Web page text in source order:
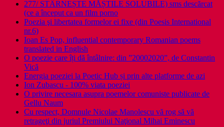
277/ STÂRNEȘTE MĂȘTILE SOLUBILE) sms descărcat
(ce a început ca un film porno
Poezia şi libertatea formelor ei fixe (din Poesis International
nr.6)
Ioan Es Pop, influential contemporary Romanian poems
translated in English
O poezie care îți dă întâlnire: din ”20002020”, de Constantin
Vică
Energia poeziei la Poetic Hub și prin alte platforme de azi
Ion Zubascu - 100% viata poeziei
O privire necesara asupra poemelor comuniste publicate de
Gellu Naum
Cu respect, Domnule Nicolae Manolescu vă rog să vă
retrageţi din juriul Premiului Naţional Mihai Eminescu